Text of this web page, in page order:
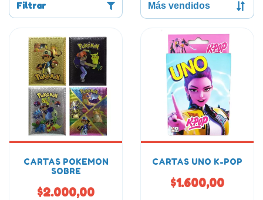
Filtrar
CARTAS POKEMON
SOBRE
$2.000,00
CARTAS UNO K-POP
$1.600,00